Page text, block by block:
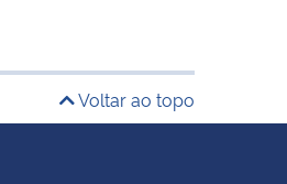
Voltar ao topo